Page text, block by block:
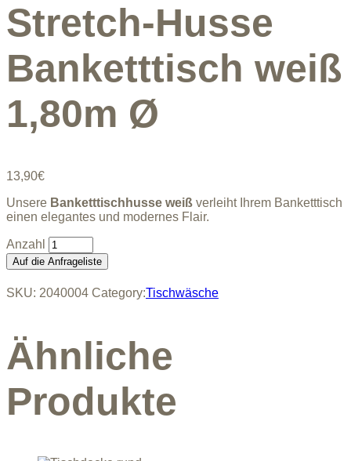
Stretch-Husse
Banketttisch weiß
1,80m Ø
13,90€
Unsere Banketttischhusse weiß verleiht Ihrem Banketttisch
einen elegantes und modernes Flair.
Stretch-
Husse
Banketttisch
weiß
1,80m
Auf die Anfrageliste
SKU: 2040004 Category:Tischwäsche
Ähnliche
Produkte